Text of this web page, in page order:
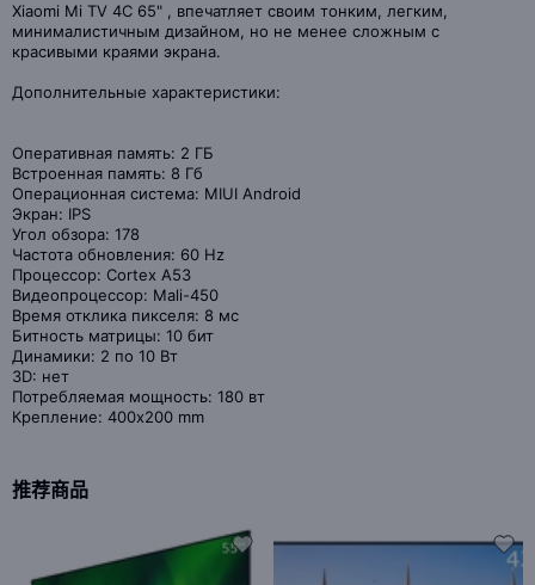
Xiaomi Mi TV 4C 65" , впечатляет своим тонким, легким,
минималистичным дизайном, но не менее сложным с
красивыми краями экрана.
Дополнительные характеристики:
Оперативная память: 2 ГБ
Встроенная память: 8 Гб
Операционная система: MIUI Android
Экран: IPS
Угол обзора: 178
Частота обновления: 60 Hz
Процессор: Cortex A53
Видеопроцессор: Mali-450
Время отклика пикселя: 8 мс
Битность матрицы: 10 бит
Динамики: 2 по 10 Вт
3D: нет
Потребляемая мощность: 180 вт
Крепление: 400x200 mm
推荐商品